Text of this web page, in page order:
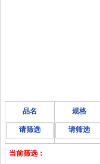
品名
请筛选
规格
请筛选
当前筛选：